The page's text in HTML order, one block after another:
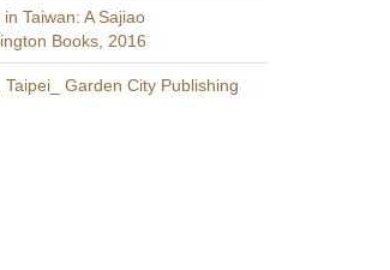
Taiwan: A Sajiao
Books, 2016
Taipei_ Garden City Publishing